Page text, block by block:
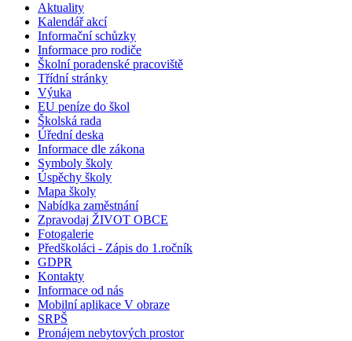
Aktuality
Kalendář akcí
Informační schůzky
Informace pro rodiče
Školní poradenské pracoviště
Třídní stránky
Výuka
EU peníze do škol
Školská rada
Úřední deska
Informace dle zákona
Symboly školy
Úspěchy školy
Mapa školy
Nabídka zaměstnání
Zpravodaj ŽIVOT OBCE
Fotogalerie
Předškoláci - Zápis do 1.ročník
GDPR
Kontakty
Informace od nás
Mobilní aplikace V obraze
SRPŠ
Pronájem nebytových prostor